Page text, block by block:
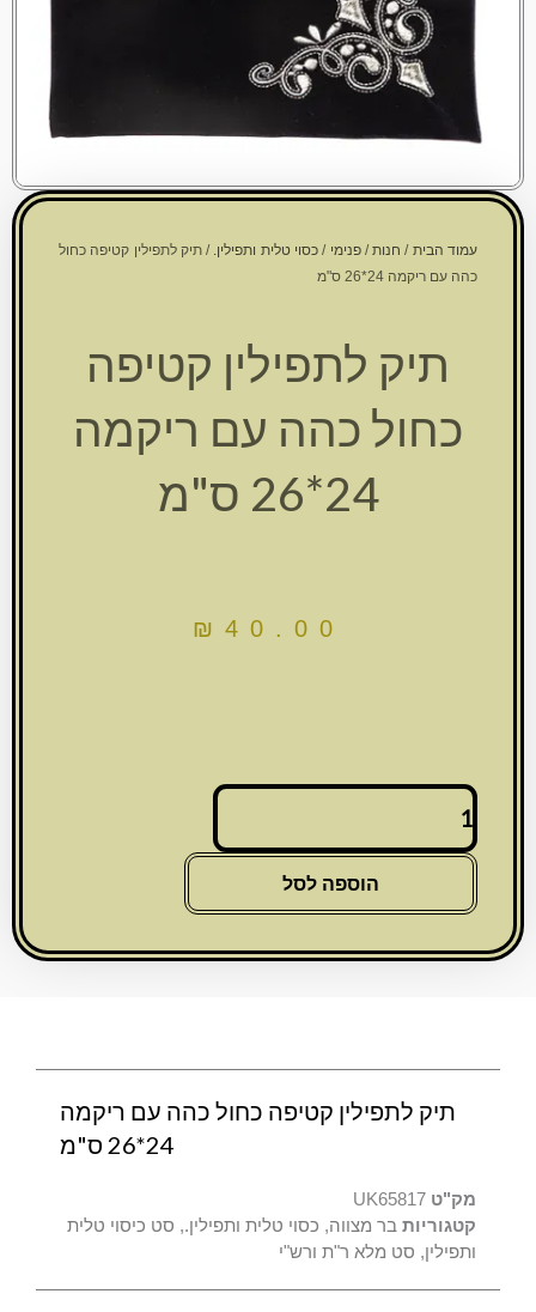
עמוד הבית / חנות/פנימי / כסוי טלית ותפילין. / תיק לתפילין קטיפה כחול
כהה עם ריקמה 24*26 ס"מ
תיק לתפילין קטיפה
כחול כהה עם ריקמה
24*26 ס"מ
₪ 40.00
כמות
של
תיק
קטיפה
כהה
הוספה לסל
תיק לתפילין קטיפה כחול כהה עם ריקמה
24*26 ס"מ
מק"ט UK65817
קטגוריות בר מצווה, כסוי טלית ותפילין., סט כיסוי טלית
ותפילין, סט מלא ר"ת ורש"י